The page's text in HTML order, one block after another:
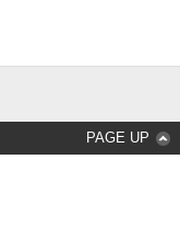
PAGE UP